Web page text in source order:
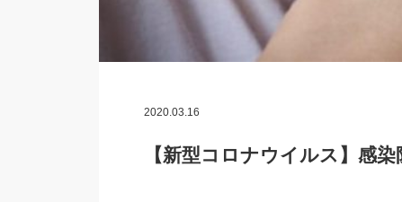
2020.03.16
【新型コロナウイルス】感